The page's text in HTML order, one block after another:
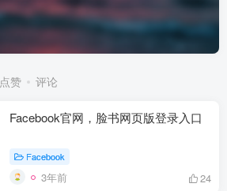
点赞 评论
Facebook官网，脸书网页版登录入口
Facebook
3年前 24